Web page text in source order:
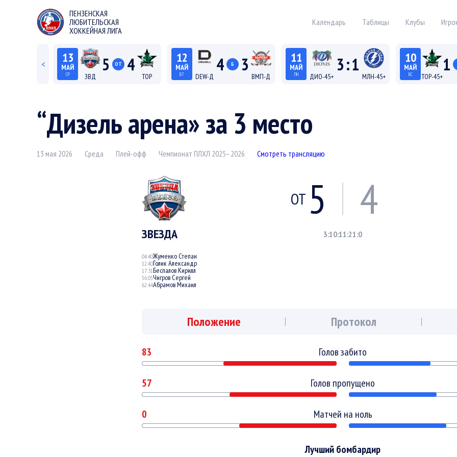
ПЕНЗЕНСКАЯ
ЛЮБИТЕЛЬСКАЯ
ХОККЕЙНАЯ ЛИГА
Календарь Таблицы Клубы
< 13
МАЙ
СР ЗВД
5 ОТ 4
ТОР
12
МАЙ
ВТ DEW-Д
4 Б 3
ВМП-Д
11
МАЙ
ПН ДИО-45+
3:1
МЛН-45+
10
МАЙ
ВС ТОР-45+
1
“Дизель арена» за 3 место
13 мая 2026 Среда Плей-офф Чемпионат ПЛХЛ 2025–2026 Смотреть трансляцию
ОТ 5 4
ЗВЕЗДА 3:10:11:21:0
04:40Жуменко Степан
12:40Голик Александр
17:31Беспалов Кирилл
56:05Чигров Сергей
62:44Абрамов Михаил
Положение Протокол
83 Голов забито
57 Голов пропущено
0 Матчей на ноль
Лучший бомбардир